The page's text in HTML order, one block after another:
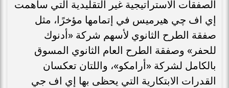
الصفقات الاستراتيجية غير التقليدية التي ساهمت
إي اف چي هيرميس في إتمامها مؤخرًا، مثل
صفقة الطرح الثانوي لأسهم شركة «أدنوك
للحفر» وصفقة الطرح العام الثانوي المسوق
بالكامل لشركة «أرامكو»، واللتان تعكسان
القدرات الابتكارية التي يحظى بها إي اف جي